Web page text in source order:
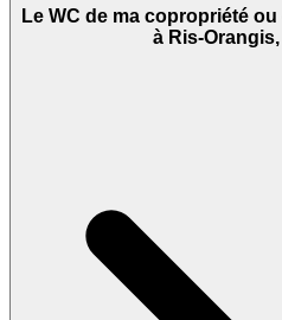
Le WC de ma copropriété
à Ris-